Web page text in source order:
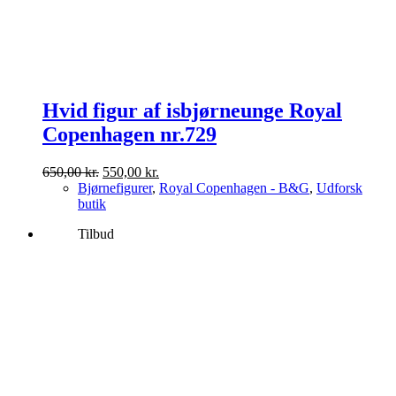
Hvid figur af isbjørneunge Royal
Copenhagen nr.729
650,00kr. Den
oprindelige
pris
650,00 kr..
550,00 kr.
aktuelle
Bjørnefigurer, Royal Copenhagen - B&G, Udforsk
butik
Tilbud